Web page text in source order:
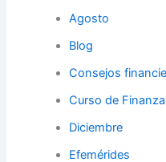
Agosto
Blog
Consejos
Curso de
Diciembre
Efemérides